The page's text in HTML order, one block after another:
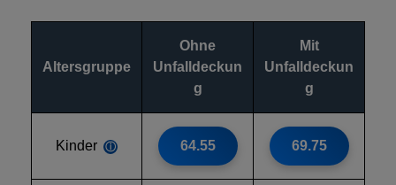
Altersgruppe
Ohne
Unfalldeckun
g
Mit
Unfalldeckun
g
Kinder ⓘ 64.55 69.75